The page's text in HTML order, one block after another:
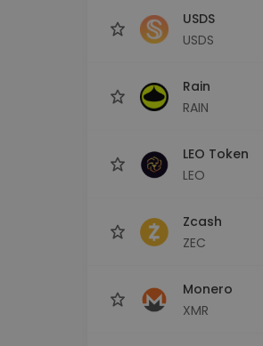
USDS
USDS
Rain
RAIN
LEO Token
LEO
Zcash
ZEC
Monero
XMR